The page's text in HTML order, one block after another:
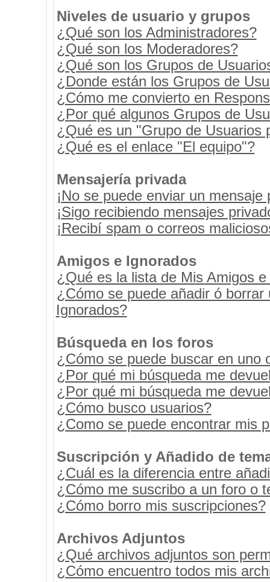
Niveles de usuario y grupos
¿Qué son los Administradores?
¿Qué son los Moderadores?
¿Qué son los Grupos de
¿Donde están los Grupos de
¿Cómo me convierto en
¿Por qué algunos Grupos de
¿Qué es un "Grupo de Usuarios
¿Qué es el enlace "El equipo"?
Mensajería privada
¡No se puede enviar un mensaje
¡Sigo recibiendo mensajes
¡Recibí spam o correos
Amigos e Ignorados
¿Qué es la lista de Mis Amigos
¿Cómo se puede añadir ó
Ignorados?
Búsqueda en los foros
¿Cómo se puede buscar en uno
¿Por qué mi búsqueda me
¿Por qué mi búsqueda me
¿Cómo busco usuarios?
¿Como se puede encontrar mis
Suscripción y Añadido de
¿Cuál es la diferencia entre
¿Cómo me suscribo a un foro o
¿Cómo borro mis suscripciones?
Archivos Adjuntos
¿Qué archivos adjuntos son
¿Cómo encuentro todos mis